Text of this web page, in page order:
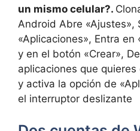
un mismo celular?.
Android Abre «Ajustes»,‌
«Aplicaciones», Entra⁢ en
y⁢ en el ‍botón «Crear»,
aplicaciones que
y activa la opción⁢ de
el interruptor ⁢deslizante